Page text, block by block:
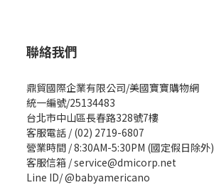
聯絡我們
鼎貿國際企業有限公司/美國寶寶購物網
統一編號/25134483
台北市中山區長春路328號7樓
客服電話 / (02) 2719-6807
營業時間 / 8:30AM-5:30PM (國定假日除外)
客服信箱 / service@dmicorp.net
Line ID/ @babyamericano